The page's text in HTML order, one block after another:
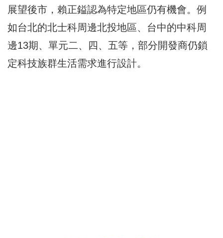
展望後市，賴正鎰認為特定地區仍有機會。例
如台北的北士科周邊北投地區、台中的中科周
邊13期、單元二、四、五等，部分開發商仍鎖
定科技族群生活需求進行設計。